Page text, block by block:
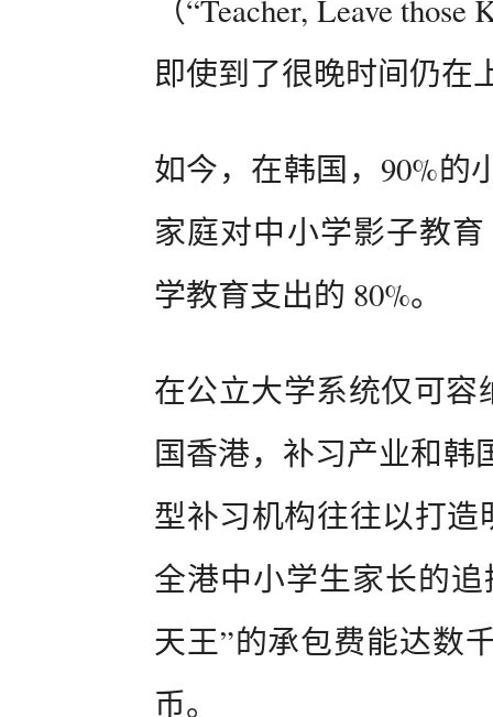
（“Teacher, Leave
即使到了很晚时间仍在
如今，在韩国，90%的
家庭对中小学影子教
学教育支出的 80%。
在公立大学系统仅可容
国香港，补习产业和韩
型补习机构往往以打造
全港中小学生家长的
天王”的承包费能达数
币。